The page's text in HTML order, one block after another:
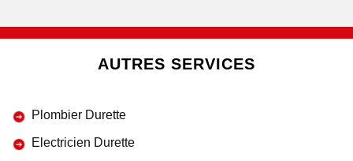
AUTRES SERVICES
Plombier Durette
Electricien Durette